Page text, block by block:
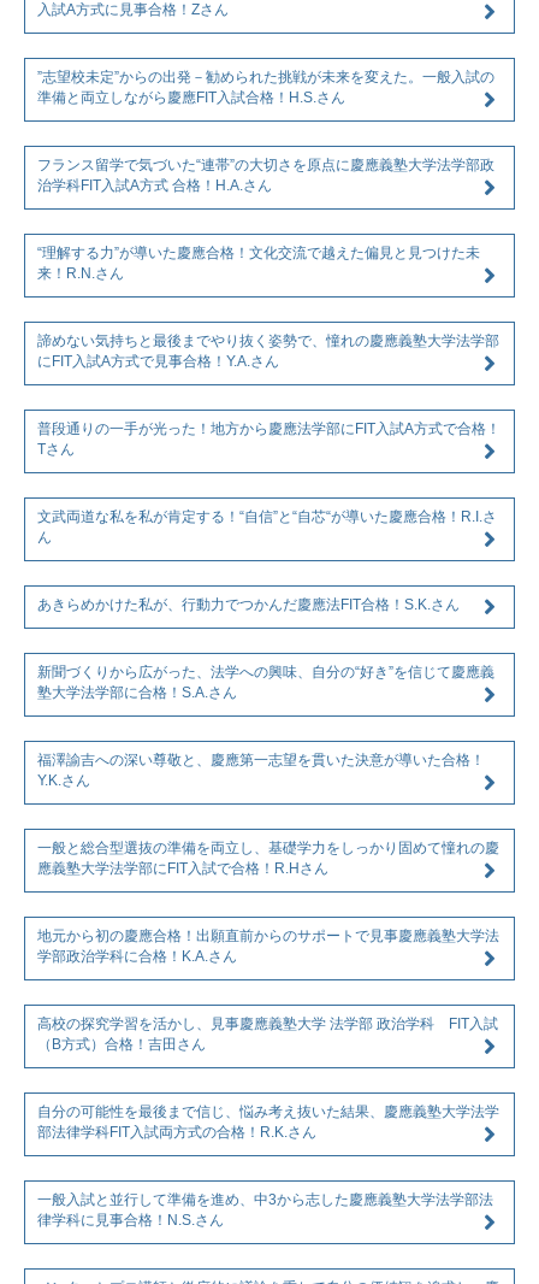
入試A方式に見事合格！Zさん
”志望校未定”からの出発－勧められた挑戦が未来を変えた。一般入試の
準備と両立しながら慶應FIT入試合格！H.S.さん
フランス留学で気づいた“連帯”の大切さを原点に慶應義塾大学法学部政
治学科FIT入試A方式 合格！H.A.さん
“理解する力”が導いた慶應合格！文化交流で越えた偏見と見つけた未
来！R.N.さん
諦めない気持ちと最後までやり抜く姿勢で、憧れの慶應義塾大学法学部
にFIT入試A方式で見事合格！Y.A.さん
普段通りの一手が光った！地方から慶應法学部にFIT入試A方式で合格！
Tさん
文武両道な私を私が肯定する！“自信”と“自芯“が導いた慶應合格！R.I.さ
ん
あきらめかけた私が、行動力でつかんだ慶應法FIT合格！S.K.さん
新聞づくりから広がった、法学への興味、自分の“好き”を信じて慶應義
塾大学法学部に合格！S.A.さん
福澤諭吉への深い尊敬と、慶應第一志望を貫いた決意が導いた合格！
Y.K.さん
一般と総合型選抜の準備を両立し、基礎学力をしっかり固めて憧れの慶
應義塾大学法学部にFIT入試で合格！R.Hさん
地元から初の慶應合格！出願直前からのサポートで見事慶應義塾大学法
学部政治学科に合格！K.A.さん
高校の探究学習を活かし、見事慶應義塾大学 法学部 政治学科 FIT入試
（B方式）合格！吉田さん
自分の可能性を最後まで信じ、悩み考え抜いた結果、慶應義塾大学法学
部法律学科FIT入試両方式の合格！R.K.さん
一般入試と並行して準備を進め、中3から志した慶應義塾大学法学部法
律学科に見事合格！N.S.さん